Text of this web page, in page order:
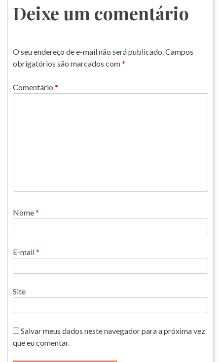
Post
Deixe um comentário
O seu endereço de e-mail não será publicado.Campos
obrigatórios são marcados com*
Comentário *
Nome*
E-mail*
Site
Salvar meus dados neste navegador para a próxima vez
que eu comentar.